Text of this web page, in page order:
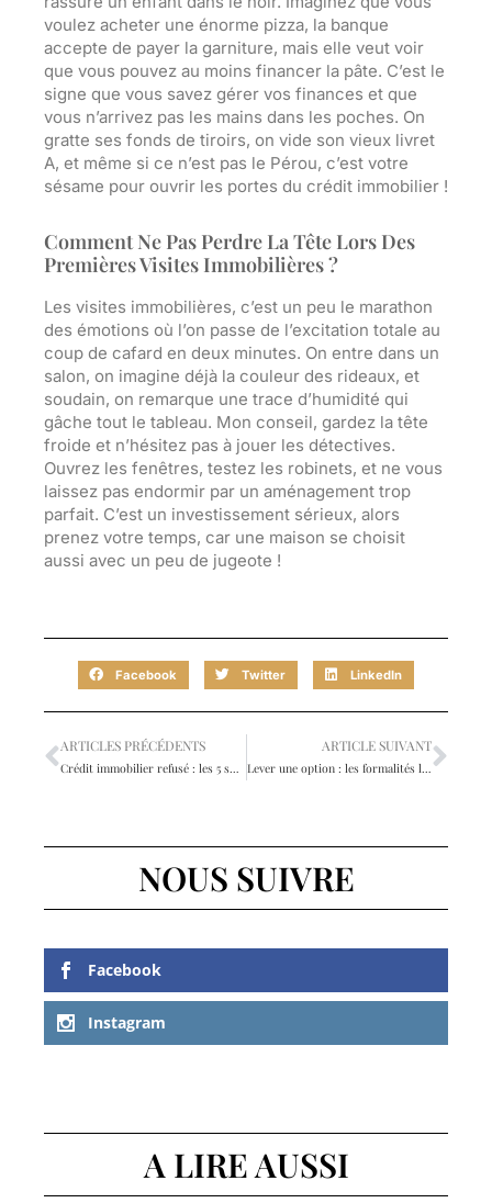
voulez acheter une énorme pizza, la banque
accepte de payer la garniture, mais elle veut voir
que vous pouvez au moins financer la pâte. C’est le
signe que vous savez gérer vos finances et que
vous n’arrivez pas les mains dans les poches. On
gratte ses fonds de tiroirs, on vide son vieux livret
A, et même si ce n’est pas le Pérou, c’est votre
sésame pour ouvrir les portes du crédit immobilier !
Comment Ne Pas Perdre La Tête Lors Des
Premières Visites Immobilières ?
Les visites immobilières, c’est un peu le marathon
des émotions où l’on passe de l’excitation totale au
coup de cafard en deux minutes. On entre dans un
salon, on imagine déjà la couleur des rideaux, et
soudain, on remarque une trace d’humidité qui
gâche tout le tableau. Mon conseil, gardez la tête
froide et n’hésitez pas à jouer les détectives.
Ouvrez les fenêtres, testez les robinets, et ne vous
laissez pas endormir par un aménagement trop
parfait. C’est un investissement sérieux, alors
prenez votre temps, car une maison se choisit
aussi avec un peu de jugeote !
Facebook Twitter LinkedIn
ARTICLES PRÉCÉDENTS
Crédit immobilier refusé : les 5 solutions pour sauver votre achat
ARTICLE SUIVANT
Lever une option : les formalités légales pour confirmer votre achat immobilier
NOUS SUIVRE
Facebook
Instagram
A LIRE AUSSI